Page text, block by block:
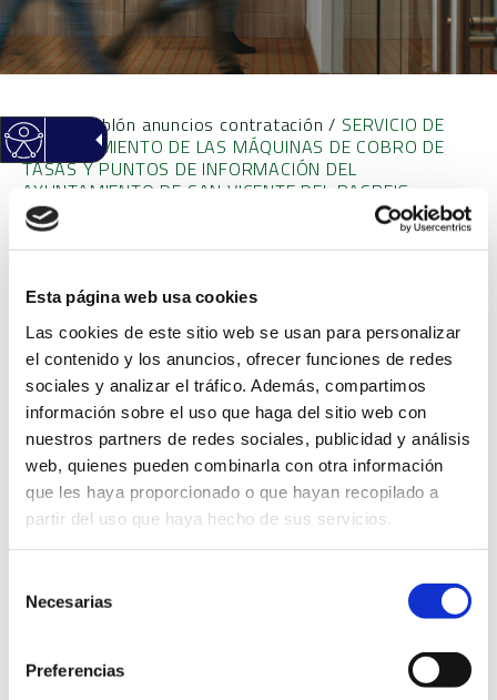
Esta página web usa cookies
Las cookies de este sitio web se usan para personalizar
el contenido y los anuncios, ofrecer funciones de redes
sociales y analizar el tráfico. Además, compartimos
información sobre el uso que haga del sitio web con
nuestros partners de redes sociales, publicidad y análisis
web, quienes pueden combinarla con otra información
que les haya proporcionado o que hayan recopilado a
partir del uso que haya hecho de sus servicios.
Necesarias
Preferencias
Inicio/Tablón anuncios contratación / SERVICIO DE
MANTENIMIENTO DE LAS MÁQUINAS DE COBRO DE
TASAS Y PUNTOS DE INFORMACIÓN DEL
AYUNTAMIENTO DE SAN VICENTE DEL RASPEIG
SERVICIO DE
MANTENIMIENTO DE LAS
MÁQUINAS DE COBRO DE
TASAS Y PUNTOS DE
INFORMACIÓN DEL
AYUNTAMIENTO DE SAN
VICENTE DEL RASPEIG
MANTENIMIENTO DE